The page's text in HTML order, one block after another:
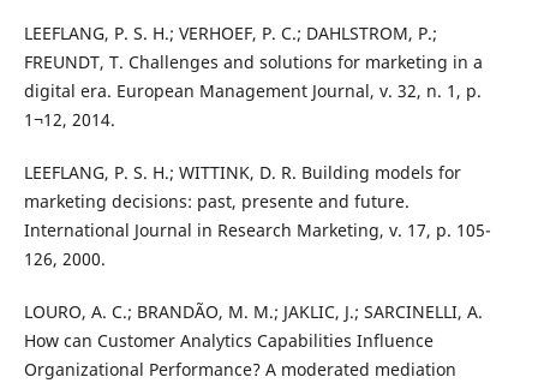
LEEFLANG, P. S. H.; VERHOEF, P. C.; DAHLSTROM, P.;
FREUNDT, T. Challenges and solutions for marketing in a
digital era. European Management Journal, v. 32, n. 1, p.
1¬12, 2014.
LEEFLANG, P. S. H.; WITTINK, D. R. Building models for
marketing decisions: past, presente and future.
International Journal in Research Marketing, v. 17, p. 105-
126, 2000.
LOURO, A. C.; BRANDÃO, M. M.; JAKLIC, J.; SARCINELLI, A.
How can Customer Analytics Capabilities Influence
Organizational Performance? A moderated mediation